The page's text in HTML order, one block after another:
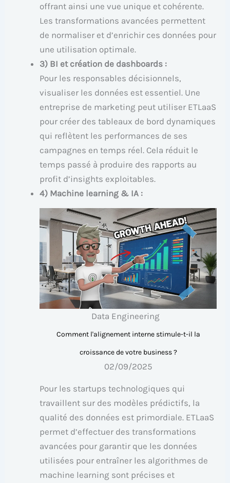
offrant ainsi une vue unique et cohérente.
Les transformations avancées permettent
de normaliser et d’enrichir ces données pour
une utilisation optimale.
3) BI et création de dashboards :
Pour les responsables décisionnels,
visualiser les données est essentiel. Une
entreprise de marketing peut utiliser ETLaaS
pour créer des tableaux de bord dynamiques
qui reflètent les performances de ses
campagnes en temps réel. Cela réduit le
temps passé à produire des rapports au
profit d’insights exploitables.
4) Machine learning & IA :
Data Engineering
Comment l'alignement interne stimule-t-il la
croissance de votre business ?
02/09/2025
Pour les startups technologiques qui
travaillent sur des modèles prédictifs, la
qualité des données est primordiale. ETLaaS
permet d’effectuer des transformations
avancées pour garantir que les données
utilisées pour entraîner les algorithmes de
machine learning sont précises et